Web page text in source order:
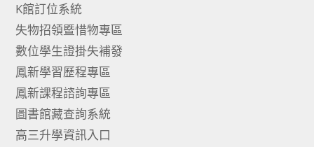
K館訂位系統
失物招領暨惜物專區
數位學生證掛失補發
鳳新學習歷程專區
鳳新課程諮詢專區
圖書館藏查詢系統
高三升學資訊入口